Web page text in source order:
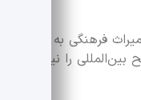
فرهنگی به نسل
را نیز با